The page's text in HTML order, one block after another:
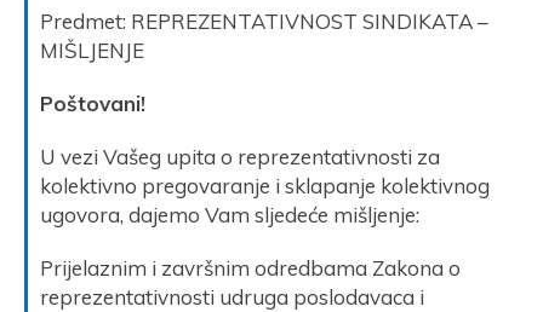
Predmet: REPREZENTATIVNOST SINDIKATA –
MIŠLJENJE
Poštovani!
U vezi Vašeg upita o reprezentativnosti za
kolektivno pregovaranje i sklapanje kolektivnog
ugovora, dajemo Vam sljedeće mišljenje:
Prijelaznim i završnim odredbama Zakona o
reprezentativnosti udruga poslodavaca i